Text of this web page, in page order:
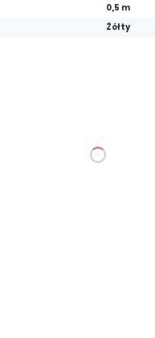
0,5 m
Żółty
DO KOSZYKA